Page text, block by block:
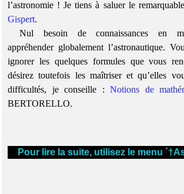
l’astronomie ! Je tiens à saluer le
Gispert.
Nul besoin de connaissances en
appréhender globalement l’astronautique.
ignorer les quelques formules que vous
désirez toutefois les maîtriser et qu’elles
difficultés, je conseille : Notions de
BERTORELLO.